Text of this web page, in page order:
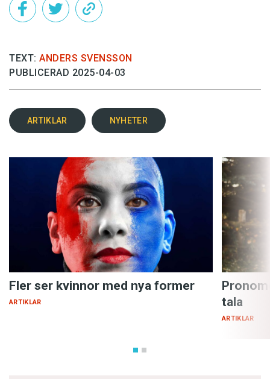
TEXT: ANDERS SVENSSON
PUBLICERAD 2025-04-03
ARTIKLAR NYHETER
Fler ser kvinnor med nya former
ARTIKLAR
tala
ARTIKLAR